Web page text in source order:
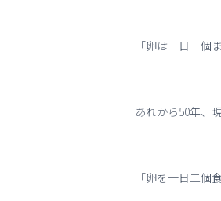
「卵は一日一個
あれから50年、
「卵を一日二個